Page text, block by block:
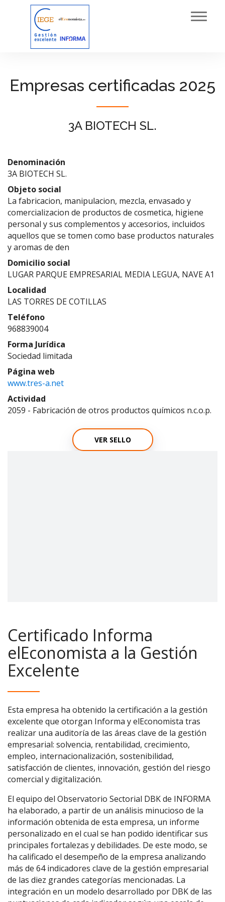
Empresas certificadas 2025
3A BIOTECH SL.
Denominación
3A BIOTECH SL.
Objeto social
La fabricacion, manipulacion, mezcla, envasado y
comercializacion de productos de cosmetica, higiene
personal y sus complementos y accesorios, incluidos
aquellos que se tomen como base productos naturales
y aromas de den
Domicilio social
LUGAR PARQUE EMPRESARIAL MEDIA LEGUA, NAVE A1
Localidad
LAS TORRES DE COTILLAS
Teléfono
968839004
Forma Jurídica
Sociedad limitada
Página web
www.tres-a.net
Actividad
2059 - Fabricación de otros productos químicos n.c.o.p.
VER SELLO
Certificado Informa
elEconomista a la Gestión
Excelente
Esta empresa ha obtenido la certificación a la gestión
excelente que otorgan Informa y elEconomista tras
realizar una auditoría de las áreas clave de la gestión
empresarial: solvencia, rentabilidad, crecimiento,
empleo, internacionalización, sostenibilidad,
satisfacción de clientes, innovación, gestión del riesgo
comercial y digitalización.
El equipo del Observatorio Sectorial DBK de INFORMA
ha elaborado, a partir de un análisis minucioso de la
información obtenida de esta empresa, un informe
personalizado en el cual se han podido identificar sus
principales fortalezas y debilidades. De este modo, se
ha calificado el desempeño de la empresa analizando
más de 64 indicadores clave de la gestión empresarial
de las diez grandes categorías mencionadas. La
integración en un modelo desarrollado por DBK de las